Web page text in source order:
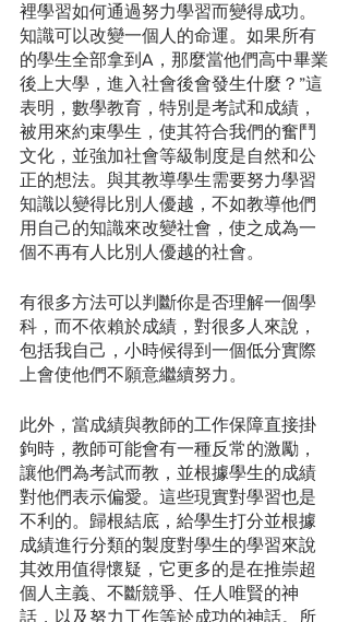
裡學習如何通過努力學習而變得成功。
知識可以改變一個人的命運。如果所有
的學生全部拿到A，那麼當他們高中畢業
後上大學，進入社會後會發生什麼？”這
表明，數學教育，特別是考試和成績，
被用來約束學生，使其符合我們的奮鬥
文化，並強加社會等級制度是自然和公
正的想法。與其教導學生需要努力學習
知識以變得比別人優越，不如教導他們
用自己的知識來改變社會，使之成為一
個不再有人比別人優越的社會。
有很多方法可以判斷你是否理解一個學
科，而不依賴於成績，對很多人來說，
包括我自己，小時候得到一個低分實際
上會使他們不願意繼續努力。
此外，當成績與教師的工作保障直接掛
鉤時，教師可能會有一種反常的激勵，
讓他們為考試而教，並根據學生的成績
對他們表示偏愛。這些現實對學習也是
不利的。歸根結底，給學生打分並根據
成績進行分類的製度對學生的學習來說
其效用值得懷疑，它更多的是在推崇超
個人主義、不斷競爭、任人唯賢的神
話，以及努力工作等於成功的神話。所